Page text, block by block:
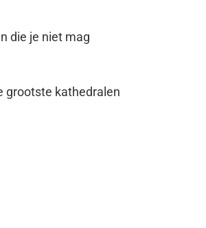
die je niet mag
grootste kathedralen